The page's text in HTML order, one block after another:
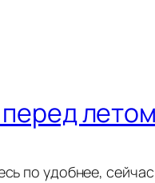
летом
по удобнее,